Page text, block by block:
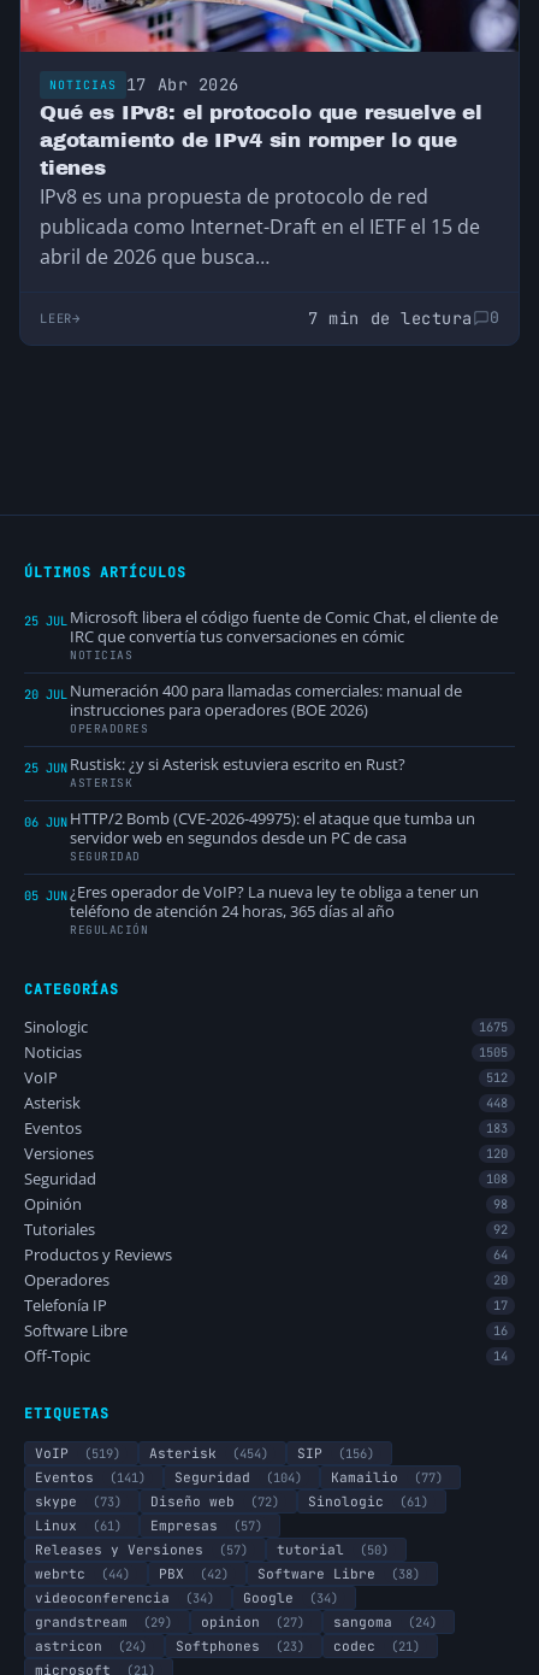
NOTICIAS 17 Abr 2026
Qué es IPv8: el protocolo que resuelve el
agotamiento de IPv4 sin romper lo que
tienes
IPv8 es una propuesta de protocolo de red
publicada como Internet-Draft en el IETF el 15 de
abril de 2026 que busca…
LEER 7 min de lectura 0
ÚLTIMOS ARTÍCULOS
25 JUL Microsoft libera el código fuente de Comic Chat, el cliente de
IRC que convertía tus conversaciones en cómic
NOTICIAS
20 JUL Numeración 400 para llamadas comerciales: manual de
instrucciones para operadores (BOE 2026)
OPERADORES
25 JUN Rustisk: ¿y si Asterisk estuviera escrito en Rust?
ASTERISK
06 JUN HTTP/2 Bomb (CVE-2026-49975): el ataque que tumba un
servidor web en segundos desde un PC de casa
SEGURIDAD
05 JUN¿Eres operador de VoIP? La nueva ley te obliga a tener un
teléfono de atención 24 horas, 365 días al año
REGULACIÓN
CATEGORÍAS
Sinologic 1675
Noticias 1505
VoIP 512
Asterisk 448
Eventos 183
Versiones 120
Seguridad 108
Opinión 98
Tutoriales 92
Productos y Reviews 64
Operadores 20
Telefonía IP 17
Software Libre 16
Off-Topic 14
ETIQUETAS
VoIP (519) Asterisk (454) SIP
(156)
Eventos
(141) Seguridad (104) Kamailio
(77)
skype
(73) Diseño web (72) Sinologic
(61)
Linux
(61) Empresas
(57)
Releases y Versiones
(57) tutorial
(50)
webrtc
(44) PBX (42) Software Libre
(38)
videoconferencia
(34) Google
(34)
grandstream
(29) opinion (27) sangoma
(24)
astricon
(24) Softphones (23) codec
(21)
microsoft
(21)